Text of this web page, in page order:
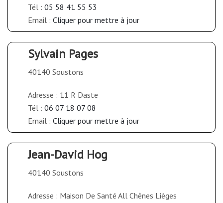
Tél : 05 58 41 55 53
Email : Cliquer pour mettre à jour
Sylvain Pages
40140 Soustons
Adresse : 11 R Daste
Tél : 06 07 18 07 08
Email : Cliquer pour mettre à jour
Jean-David Hog
40140 Soustons
Adresse : Maison De Santé All Chênes Lièges